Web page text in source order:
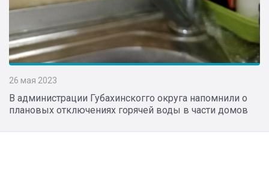
26 мая 2023
В администрации Губахинскогго округа напомнили о
плановых отключениях горячей воды в части домов